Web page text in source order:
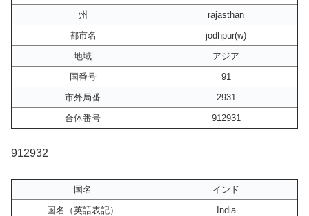
州
rajasthan
都市名
jodhpur(w)
地域
アジア
国番号
91
市外局番
2931
合体番号
912931
912932
国名
インド
国名（英語表記）
India